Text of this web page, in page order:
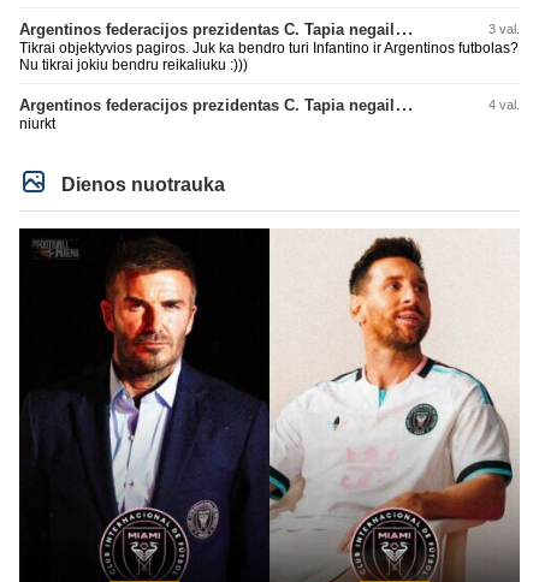
Argentinos federacijos prezidentas C. Tapia negailėjo pagyrų G. Infantino 3 val.
Tikrai objektyvios pagiros. Juk ka bendro turi Infantino ir Argentinos futbolas?
Nu tikrai jokiu bendru reikaliuku :)))
Argentinos federacijos prezidentas C. Tapia negailėjo pagyrų G. Infantino 4 val.
niurkt
Dienos nuotrauka